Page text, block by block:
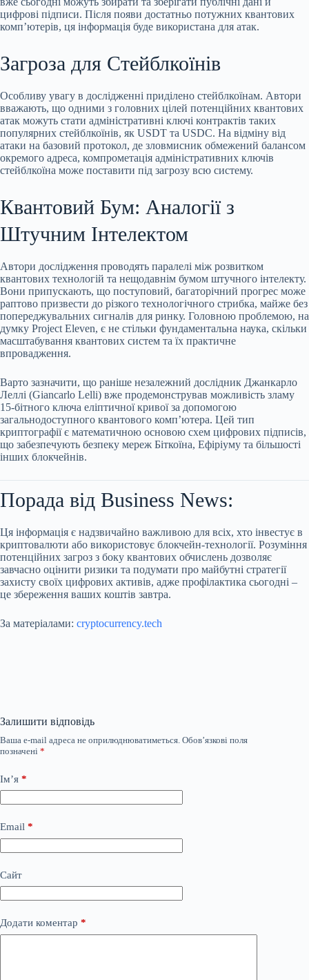
цифрові підписи. Після появи достатньо потужних квантових
комп’ютерів, ця інформація буде використана для атак.
Загроза для Стейблкоїнів
Особливу увагу в дослідженні приділено стейблкоїнам. Автори
вважають, що одними з головних цілей потенційних квантових
атак можуть стати адміністративні ключі контрактів таких
популярних стейблкоїнів, як USDT та USDC. На відміну від
атаки на базовий протокол, де зловмисник обмежений балансом
окремого адреса, компрометація адміністративних ключів
стейблкоїна може поставити під загрозу всю систему.
Квантовий Бум: Аналогії з
Штучним Інтелектом
Автори дослідження проводять паралелі між розвитком
квантових технологій та нещодавнім бумом штучного інтелекту.
Вони припускають, що поступовий, багаторічний прогрес може
раптово призвести до різкого технологічного стрибка, майже без
попереджувальних сигналів для ринку. Головною проблемою, на
думку Project Eleven, є не стільки фундаментальна наука, скільки
масштабування квантових систем та їх практичне
впровадження.
Варто зазначити, що раніше незалежний дослідник Джанкарло
Леллі (Giancarlo Lelli) вже продемонстрував можливість зламу
15-бітного ключа еліптичної кривої за допомогою
загальнодоступного квантового комп’ютера. Цей тип
криптографії є математичною основою схем цифрових підписів,
що забезпечують безпеку мереж Біткоїна, Ефіріуму та більшості
інших блокчейнів.
Порада від Business News:
Ця інформація є надзвичайно важливою для всіх, хто інвестує в
криптовалюти або використовує блокчейн-технології. Розуміння
потенційних загроз з боку квантових обчислень дозволяє
завчасно оцінити ризики та подумати про майбутні стратегії
захисту своїх цифрових активів, адже профілактика сьогодні –
це збереження ваших коштів завтра.
За матеріалами: cryptocurrency.tech
Залишити відповідь
Ваша e-mail адреса не оприлюднюватиметься. Обов’язкові поля
позначені *
Ім’я *
Email *
Сайт
Додати коментар *